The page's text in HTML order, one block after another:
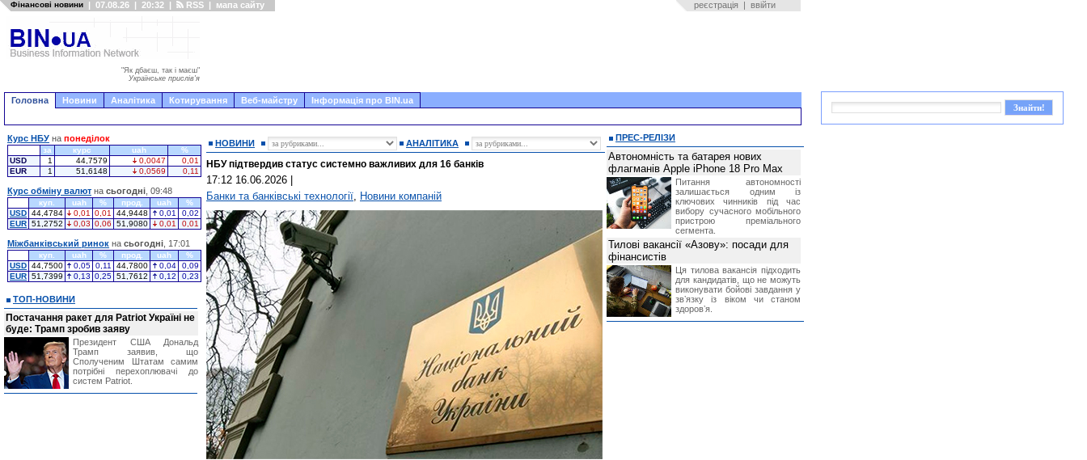
Фінансові новини | 07.08.26 | 20:32 | RSS | мапа сайту реєстрація | ввійти
"Як дбаєш, так і маєш"
Українське прислів'я
Головна Новини Аналітика Котирування Веб-майстру Інформація про BIN.ua
НОВИНИ АНАЛІТИКА
НБУ підтвердив статус системно важливих для 16 банків
17:12 16.06.2026
Банки та банківські технології, Новини компаній
Курс НБУ на понеділок
за курс uah
%
USD
1 44,7579 0,0047
0,01
EUR
1 51,6148 0,0569 0,11
Курс обміну валют на сьогодні , 09:48
куп. uah % прод. uah
%
USD 44,4784 0,01 0,01 44,9448 0,01
0,02
EUR 51,2752 0,03 0,06 51,9080 0,01 0,01
Міжбанківський ринок на сьогодні , 17:01
куп. uah % прод. uah
%
USD 44,7500 0,05 0,11 44,7800 0,04
0,09
EUR 51,7399 0,13 0,25 51,7612 0,12 0,23
ТОП-НОВИНИ
Постачання ракет для Patriot Україні не
буде: Трамп зробив заяву
Президент США Дональд
Трамп заявив, що
Сполученим Штатам самим
потрібні перехоплювачі до
систем Patriot.
ПРЕС-РЕЛІЗИ
Автономність та батарея нових
флагманів Apple iPhone 18 Pro Max
Питання автономності
залишається одним із
ключових чинників під час
вибору сучасного мобільного
пристрою преміального
сегмента.
Тилові вакансії «Азову»: посади для
фінансистів
Ця тилова вакансія підходить
для кандидатів, що не можуть
виконувати бойові завдання у
звʼязку із віком чи станом
здоровʼя.